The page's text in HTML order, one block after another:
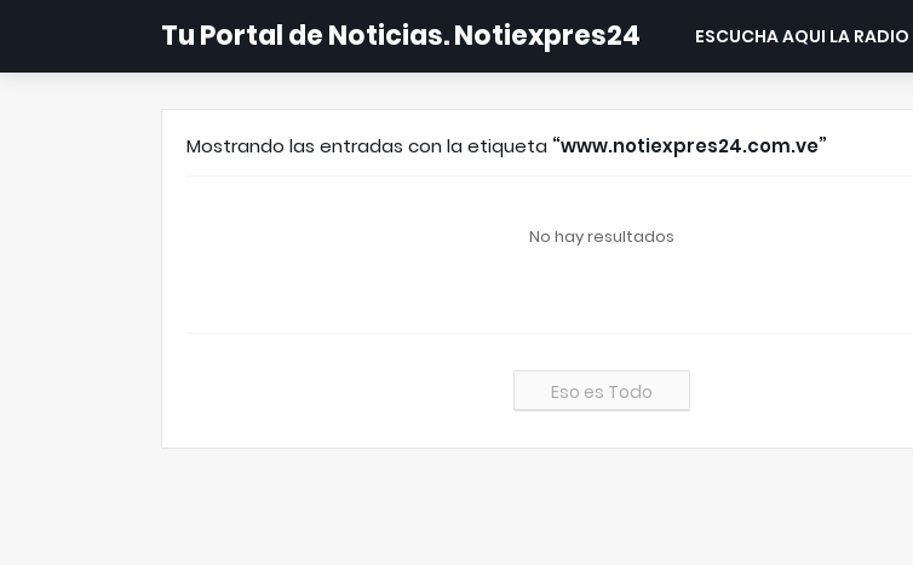
Tu Portal de Noticias. Notiexpres24 ESCUCHA AQUI LA
Mostrando las entradas con la etiqueta www.notiexpres24.com.ve
No hay resultados
Eso es Todo